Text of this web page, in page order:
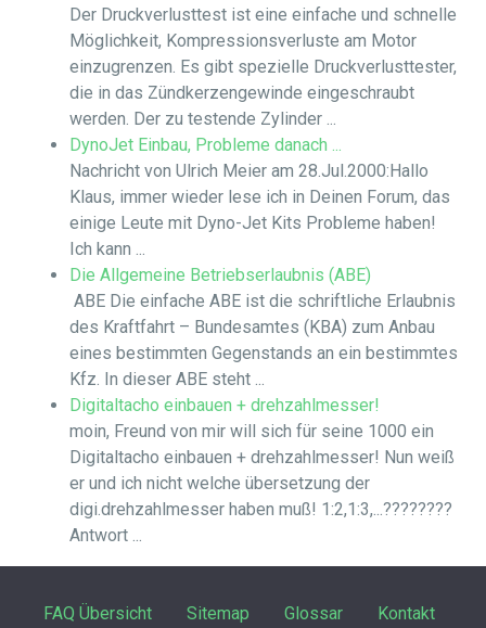
Der Druckverlusttest ist eine einfache und schnelle
Möglichkeit, Kompressionsverluste am Motor
einzugrenzen. Es gibt spezielle Druckverlusttester,
die in das Zündkerzengewinde eingeschraubt
werden. Der zu testende Zylinder ...
DynoJet Einbau, Probleme danach ...
Nachricht von Ulrich Meier am 28.Jul.2000:Hallo
Klaus, immer wieder lese ich in Deinen Forum, das
einige Leute mit Dyno-Jet Kits Probleme haben!
Ich kann ...
Die Allgemeine Betriebserlaubnis (ABE)
ABE Die einfache ABE ist die schriftliche Erlaubnis
des Kraftfahrt – Bundesamtes (KBA) zum Anbau
eines bestimmten Gegenstands an ein bestimmtes
Kfz. In dieser ABE steht ...
Digitaltacho einbauen + drehzahlmesser!
moin, Freund von mir will sich für seine 1000 ein
Digitaltacho einbauen + drehzahlmesser! Nun weiß
er und ich nicht welche übersetzung der
digi.drehzahlmesser haben muß! 1:2,1:3,...????????
Antwort ...
FAQ Übersicht Sitemap Glossar Kontakt